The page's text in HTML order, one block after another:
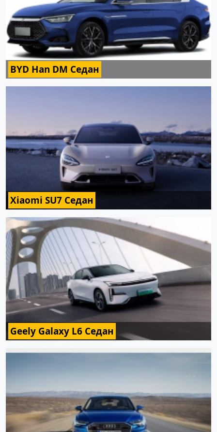
BYD Han DM Седан
Xiaomi SU7 Седан
Geely Galaxy L6 Седан